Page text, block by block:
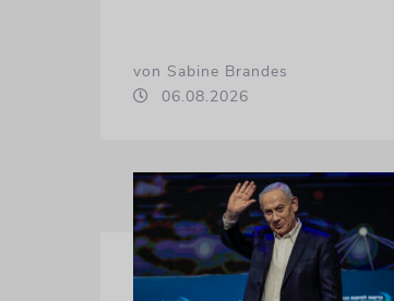
von Sabine Brandes
06.08.2026